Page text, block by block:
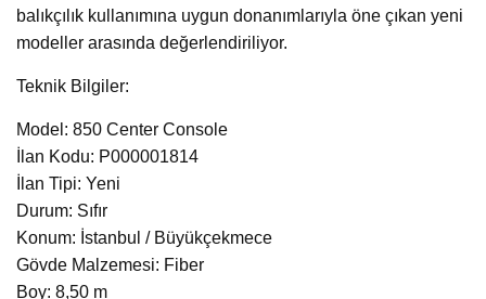
balıkçılık kullanımına uygun donanımlarıyla öne çıkan yeni
modeller arasında değerlendiriliyor.
Teknik Bilgiler:
Model: 850 Center Console
İlan Kodu: P000001814
İlan Tipi: Yeni
Durum: Sıfır
Konum: İstanbul / Büyükçekmece
Gövde Malzemesi: Fiber
Boy: 8,50 m